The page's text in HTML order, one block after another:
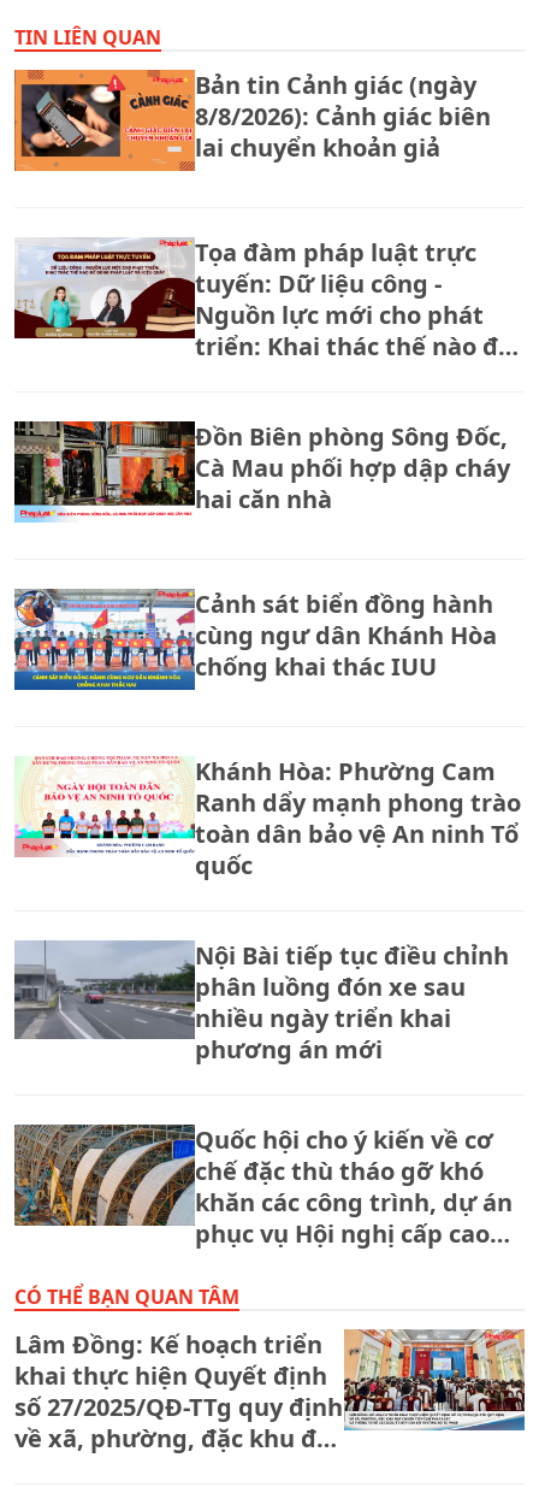
TIN LIÊN QUAN
Bản tin Cảnh giác (ngày
8/8/2026): Cảnh giác biên
lai chuyển khoản giả
Tọa đàm pháp luật trực
tuyến: Dữ liệu công -
Nguồn lực mới cho phát
triển: Khai thác thế nào để
Đồn Biên phòng Sông Đốc,
Cà Mau phối hợp dập cháy
hai căn nhà
Cảnh sát biển đồng hành
cùng ngư dân Khánh Hòa
chống khai thác IUU
Khánh Hòa: Phường Cam
Ranh dẩy mạnh phong trào
toàn dân bảo vệ An ninh Tổ
quốc
Nội Bài tiếp tục điều chỉnh
phân luồng đón xe sau
nhiều ngày triển khai
phương án mới
Quốc hội cho ý kiến về cơ
chế đặc thù tháo gỡ khó
khăn các công trình, dự án
phục vụ Hội nghị cấp cao
CÓ THỂ BẠN QUAN TÂM
Lâm Đồng: Kế hoạch triển
khai thực hiện Quyết định
số 27/2025/QĐ-TTg quy định
về xã, phường, đặc khu đạt